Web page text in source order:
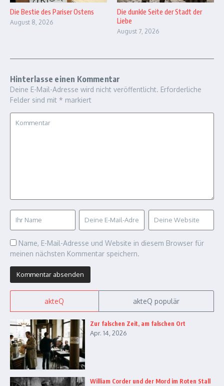
Die Bestie des Pariser Ostens
August 8, 2026
Die dunkle Seite der Stadt der
Liebe
August 7, 2026
Hinterlasse einen Kommentar
Deine E-Mail-Adresse wird nicht veröffentlicht. Erforderliche
Felder sind mit * markiert
Name, E-Mail-Adresse und Website in diesem Browser für
meinen nächsten Kommentar speichern.
akteQ akteQ populär
Zur falschen Zeit, am falschen Ort
Apr. 14, 2026
William Corder und der Mord im Roten Stall